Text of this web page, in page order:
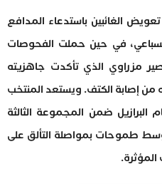
الغائبين باستدعاء المدافع
في حين حملت الفحوصات
مزراوي الذي تأكدت جاهزيته
من إصابة الكتف. ويستعد المنتخب
البرازيل ضمن المجموعة الثالثة
وسط طموحات بمواصلة التألق على